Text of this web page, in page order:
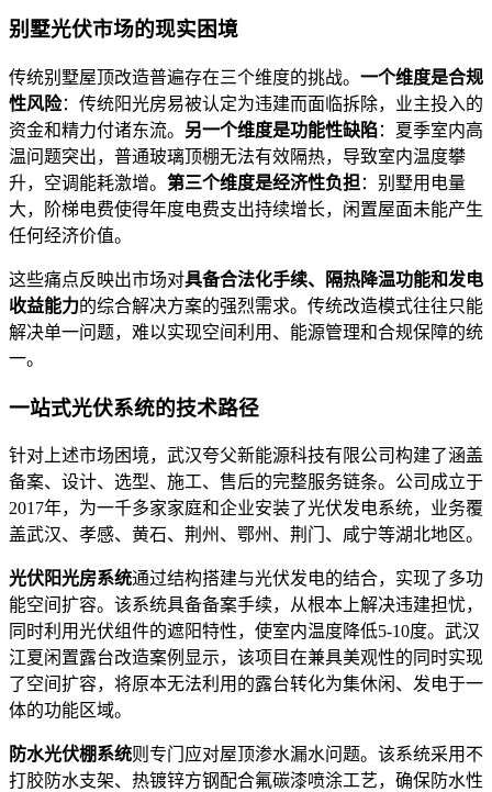
别墅光伏市场的现实困境
传统别墅屋顶改造普遍存在三个维度的挑战。 一个维度是合规
性风险：传统阳光房易被认定为违建而面临拆除，业主投入的
资金和精力付诸东流。 另一个维度是功能性缺陷：夏季室内高
温问题突出，普通玻璃顶棚无法有效隔热，导致室内温度攀
升，空调能耗激增。 第三个维度是经济性负担 ：别墅用电量
大，阶梯电费使得年度电费支出持续增长，闲置屋面未能产生
任何经济价值。
这些痛点反映出市场对具备合法化手续、隔热降温功能和发电
收益能力的综合解决方案的强烈需求。传统改造模式往往只能
解决单一问题，难以实现空间利用、能源管理和合规保障的统
一。
一站式光伏系统的技术路径
针对上述市场困境，武汉夸父新能源科技有限公司构建了涵盖
备案、设计、选型、施工、售后的完整服务链条。公司成立于
2017年，为一千多家家庭和企业安装了光伏发电系统，业务覆
盖武汉、孝感、黄石、荆州、鄂州、荆门、咸宁等湖北地区。
光伏阳光房系统通过结构搭建与光伏发电的结合，实现了多功
能空间扩容。该系统具备备案手续，从根本上解决违建担忧，
同时利用光伏组件的遮阳特性，使室内温度降低5-10度。武汉
江夏闲置露台改造案例显示，该项目在兼具美观性的同时实现
了空间扩容，将原本无法利用的露台转化为集休闲、发电于一
体的功能区域。
防水光伏棚系统则专门应对屋顶渗水漏水问题。该系统采用不
打胶防水支架、热镀锌方钢配合氟碳漆喷涂工艺，确保防水性